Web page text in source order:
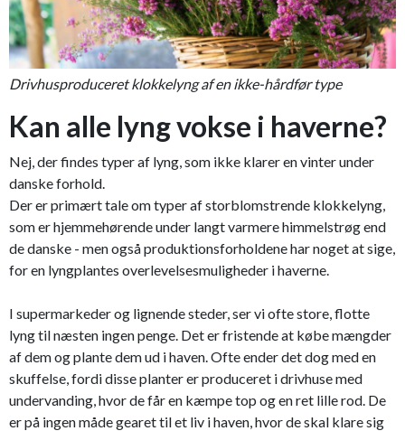
Drivhusproduceret klokkelyng af en ikke-hårdfør type
Kan alle lyng vokse i haverne?
Nej, der findes typer af lyng, som ikke klarer en vinter under
danske forhold.
Der er primært tale om typer af storblomstrende klokkelyng,
som er hjemmehørende under langt varmere himmelstrøg end
de danske - men også produktionsforholdene har noget at sige,
for en lyngplantes overlevelsesmuligheder i haverne.
I supermarkeder og lignende steder, ser vi ofte store, flotte
lyng til næsten ingen penge. Det er fristende at købe mængder
af dem og plante dem ud i haven. Ofte ender det dog med en
skuffelse, fordi disse planter er produceret i drivhuse med
undervanding, hvor de får en kæmpe top og en ret lille rod. De
er på ingen måde gearet til et liv i haven, hvor de skal klare sig